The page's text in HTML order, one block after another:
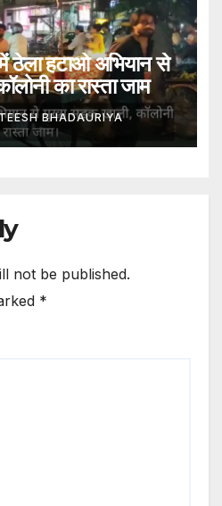
हटाओ अभियान से
का रास्ता जाम
BHADAURIYA
not be published.
*